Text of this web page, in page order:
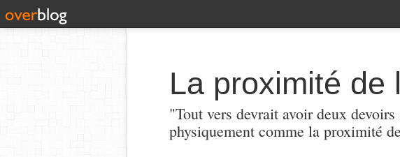
La proximité de
"Tout vers devrait avoir deux
physiquement comme la proximité